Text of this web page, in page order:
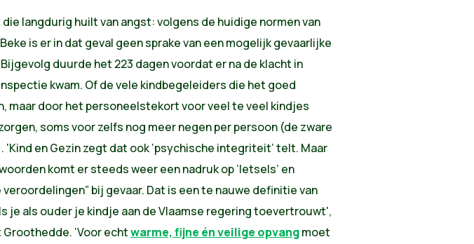
die langdurig huilt van angst: volgens de huidige normen van
is er in dat geval geen sprake van een mogelijk gevaarlijke
duurde het 223 dagen voordat er na de klacht in
kwam. Of de vele kindbegeleiders die het goed
maar door het personeelstekort voor veel te veel kindjes
soms voor zelfs nog meer negen per persoon (de zware
'Kind en Gezin zegt dat ook ‘psychische integriteit’ telt. Maar
komt er steeds weer een nadruk op ‘letsels’ en
veroordelingen” bij gevaar. Dat is een te nauwe definitie van
je als ouder je kindje aan de Vlaamse regering toevertrouwt',
‘Voor echtwarme, fijne én veilige opvangmoet